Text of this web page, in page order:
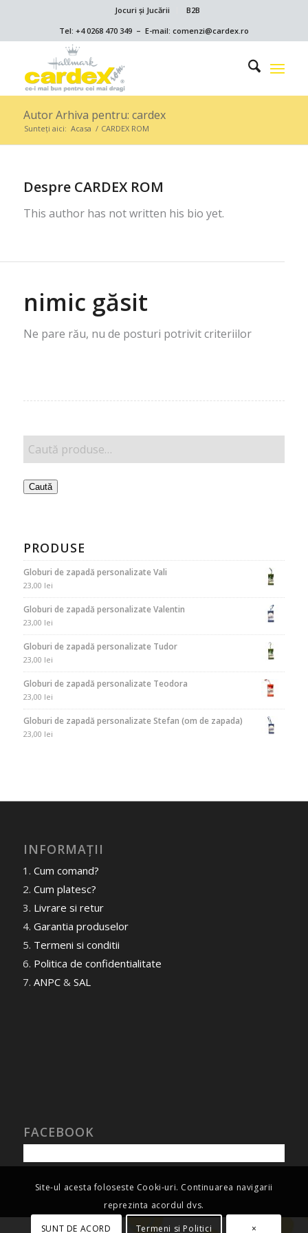
Jocuri și Jucării
B2B
Tel: +4 0268 470 349 – E-mail: comenzi@cardex.ro
Autor Arhiva pentru: cardex
Sunteți aici: Acasa / CARDEX ROM
Despre CARDEX ROM
This author has not written his bio yet.
nimic găsit
Ne pare rău, nu de posturi potrivit criteriilor
Caută
PRODUSE
Globuri de zapadă personalizate Vali
23,00 lei
Globuri de zapadă personalizate Valentin
23,00 lei
Globuri de zapadă personalizate Tudor
23,00 lei
Globuri de zapadă personalizate Teodora
23,00 lei
Globuri de zapadă personalizate Stefan (om de zapada)
23,00 lei
INFORMAȚII
Cum comand?
Cum platesc?
Livrare si retur
Garantia produselor
Termeni si conditii
Politica de confidentialitate
ANPC& SAL
FACEBOOK
Site-ul acesta foloseste Cooki-uri. Continuarea navigarii
reprezinta acordul dvs.
SUNT DE ACORD Termeni si Politici ×